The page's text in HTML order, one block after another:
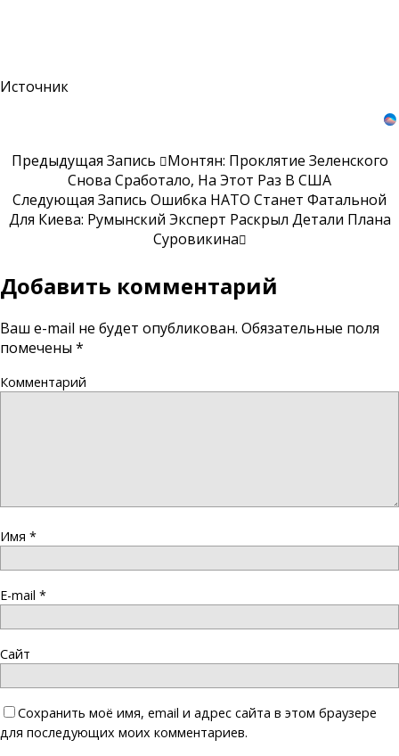
Источник
Предыдущая Запись
Монтян: Проклятие Зеленского
Снова Сработало, На Этот Раз В США
Следующая Запись Ошибка НАТО Станет Фатальной
Для Киева: Румынский Эксперт Раскрыл Детали Плана
Суровикина
Добавить комментарий
Ваш e-mail не будет опубликован. Обязательные поля
помечены *
Комментарий
Имя *
E-mail *
Сайт
Сохранить моё имя, email и адрес сайта в этом браузере
для последующих моих комментариев.